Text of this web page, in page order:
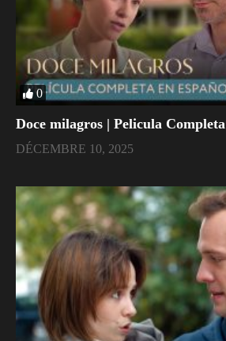
0
Doce milagros | Pelicula Completa
DÉCEMBRE 10, 2025